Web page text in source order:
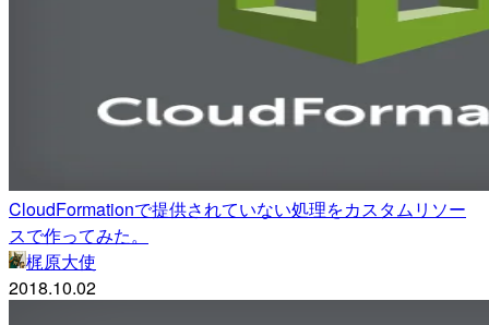
CloudFormationで提供されていない処理をカスタムリソー
スで作ってみた。
梶原大使
2018.10.02